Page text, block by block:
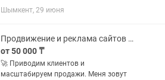
обновление 1С без задержек и
Шымкент, 29 июня
Продвижение и реклама сайтов и услуги в интернете Google, Instagram, Яндекс
от 50 000 ₸
🚀 Приводим клиентов и
масштабируем продажи. Меня зовут